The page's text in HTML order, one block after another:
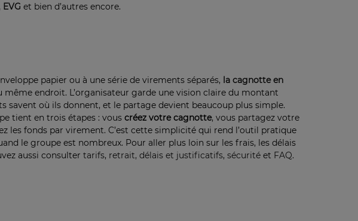
EVG et bien d’autres encore.
papier ou à une série de virements séparés, la cagnotte en
endroit. L’organisateur garde une vision claire du montant
savent où ils donnent, et le partage devient beaucoup plus simple.
tient en trois étapes : vouscréez votre cagnotte, vous partagez votre
les fonds par virement. C’est cette simplicité qui rend l’outil pratique
le groupe est nombreux. Pour aller plus loin sur les frais, les délais
aussi consultertarifs, retrait, délais et justificatifs,sécurité et FAQ.